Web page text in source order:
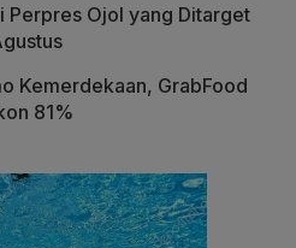
Perpres Ojol yang Ditarget
Kemerdekaan, GrabFood
81%